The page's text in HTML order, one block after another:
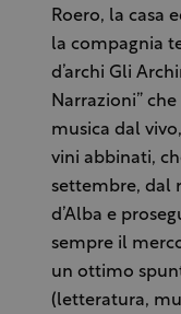
Roero, la casa
la compagnia
d’archi Gli
Narrazioni”
musica dal
vini abbinati,
settembre, dal
d’Alba e
sempre il
un ottimo
(letteratura,